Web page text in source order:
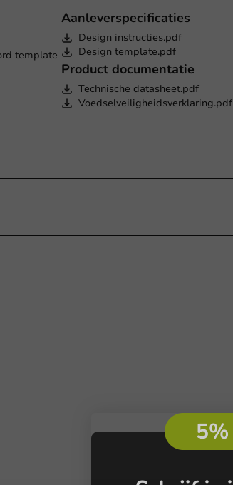
template
Aanleverspecificaties
Design instructies.pdf
Design template.pdf
Product documentatie
Technische datasheet.pdf
Voedselveiligheidsverklaring.pdf